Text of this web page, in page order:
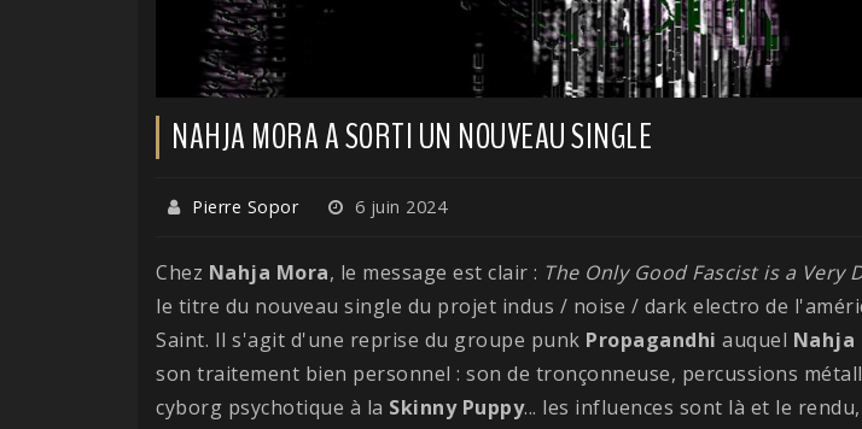
NAHJA MORA A SORTI UN NOUVEAU SINGLE
Pierre Sopor 6 juin 2024
Chez Nahja Mora, le message est clair : The Only Good Fascist is a Very
le titre du nouveau single du projet indus / noise / dark electro de
Saint. Il s'agit d'une reprise du groupe punk Propagandhi auquel Nahja
son traitement bien personnel : son de tronçonneuse, percussions
cyborg psychotique à la Skinny Puppy... les influences sont là et le